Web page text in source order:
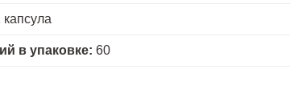
капсула
в упаковке: 60